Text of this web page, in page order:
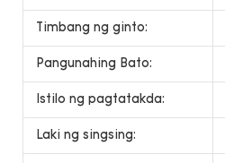
Timbang ng ginto:
Pangunahing Bato:
Istilo ng pagtatakda:
Laki ng singsing: